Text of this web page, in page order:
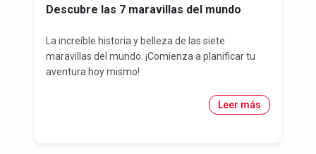
Descubre las 7 maravillas del mundo
La increíble historia y belleza de las siete
maravillas del mundo. ¡Comienza a planificar tu
aventura hoy mismo!
Leer más